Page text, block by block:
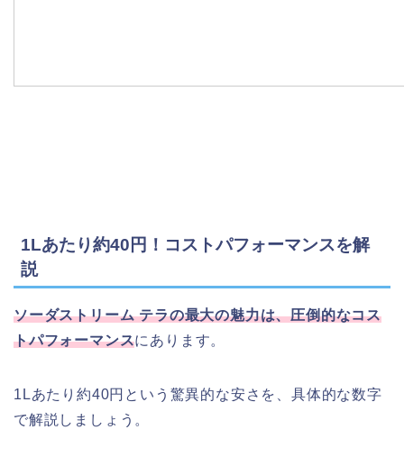
1Lあたり約40円！コストパフォーマンスを解
説
ソーダストリーム テラの最大の魅力は、圧倒的なコス
トパフォーマンスにあります。
1Lあたり約40円という驚異的な安さを、具体的な数字
で解説しましょう。